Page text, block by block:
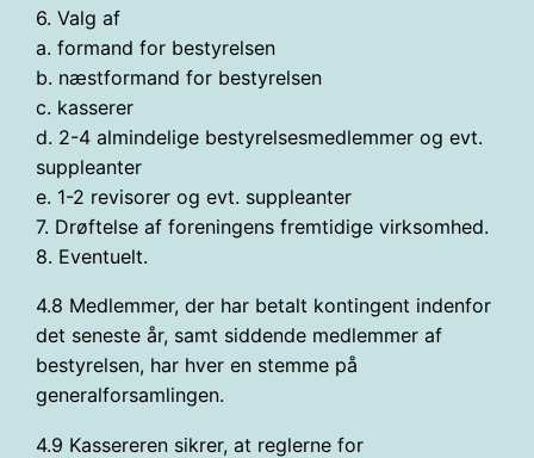
6. Valg af
a. formand for bestyrelsen
b. næstformand for bestyrelsen
c. kasserer
d. 2-4 almindelige bestyrelsesmedlemmer og evt.
suppleanter
e. 1-2 revisorer og evt. suppleanter
7. Drøftelse af foreningens fremtidige virksomhed.
8. Eventuelt.
4.8 Medlemmer, der har betalt kontingent indenfor
det seneste år, samt siddende medlemmer af
bestyrelsen, har hver en stemme på
generalforsamlingen.
4.9 Kassereren sikrer, at reglerne for